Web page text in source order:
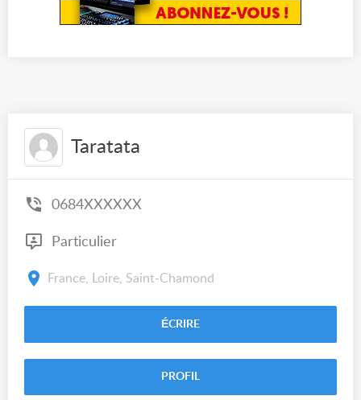
Taratata
0684XXXXXX
Particulier
France, Loire, Saint-Chamond
ÉCRIRE
PROFIL